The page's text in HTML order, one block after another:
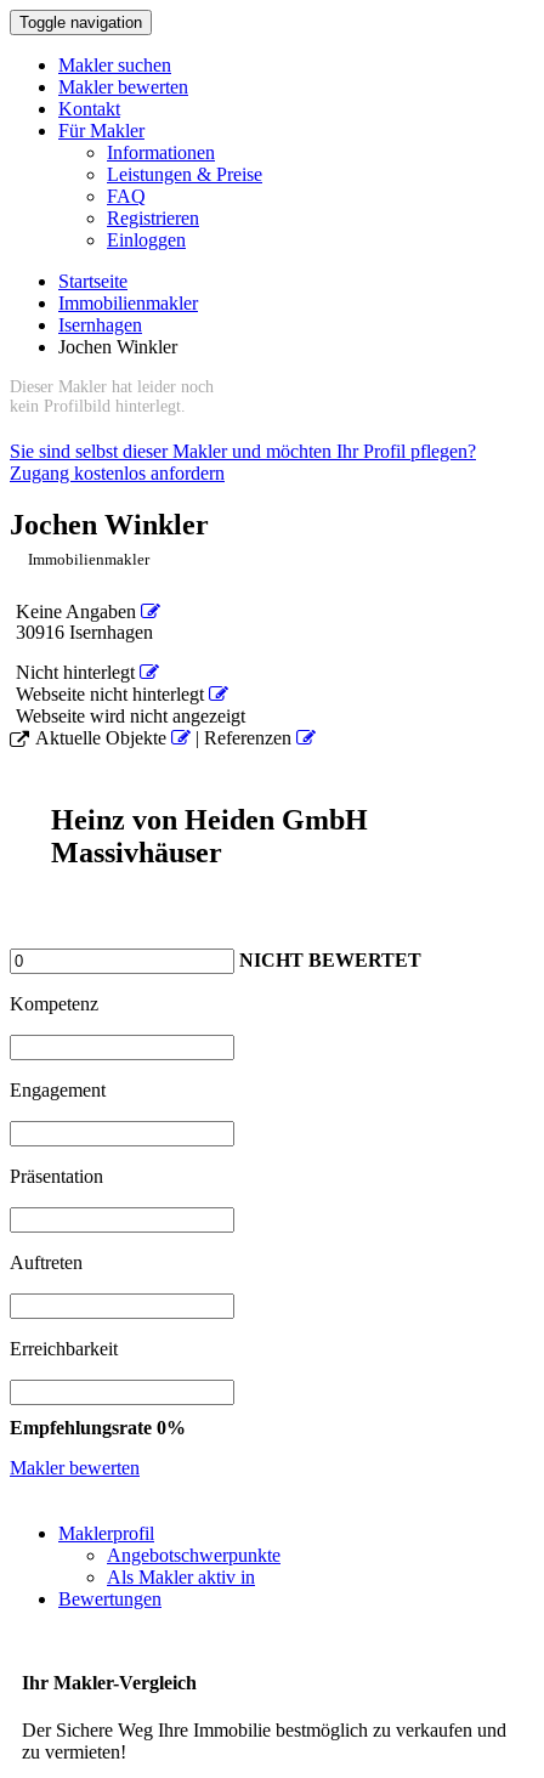
Toggle navigation
Makler suchen
Makler bewerten
Kontakt
Für Makler
Informationen
Leistungen & Preise
FAQ
Registrieren
Einloggen
Startseite
Immobilienmakler
Isernhagen
Jochen Winkler
Dieser Makler hat leider noch
kein Profilbild hinterlegt.
Sie sind selbst dieser Makler und möchten Ihr Profil pflegen?
Zugang kostenlos anfordern
Jochen Winkler
Immobilienmakler
Keine Angaben
30916 Isernhagen
Nicht hinterlegt
Webseite nicht hinterlegt
Webseite wird nicht angezeigt
Aktuelle Objekte
| Referenzen
Heinz von Heiden GmbH
Massivhäuser
NICHT BEWERTET
Kompetenz
Engagement
Präsentation
Auftreten
Erreichbarkeit
Empfehlungsrate 0%
Makler bewerten
Maklerprofil
Angebotschwerpunkte
Als Makler aktiv in
Bewertungen
Ihr Makler-Vergleich
Der Sichere Weg Ihre Immobilie bestmöglich zu verkaufen und
zu vermieten!